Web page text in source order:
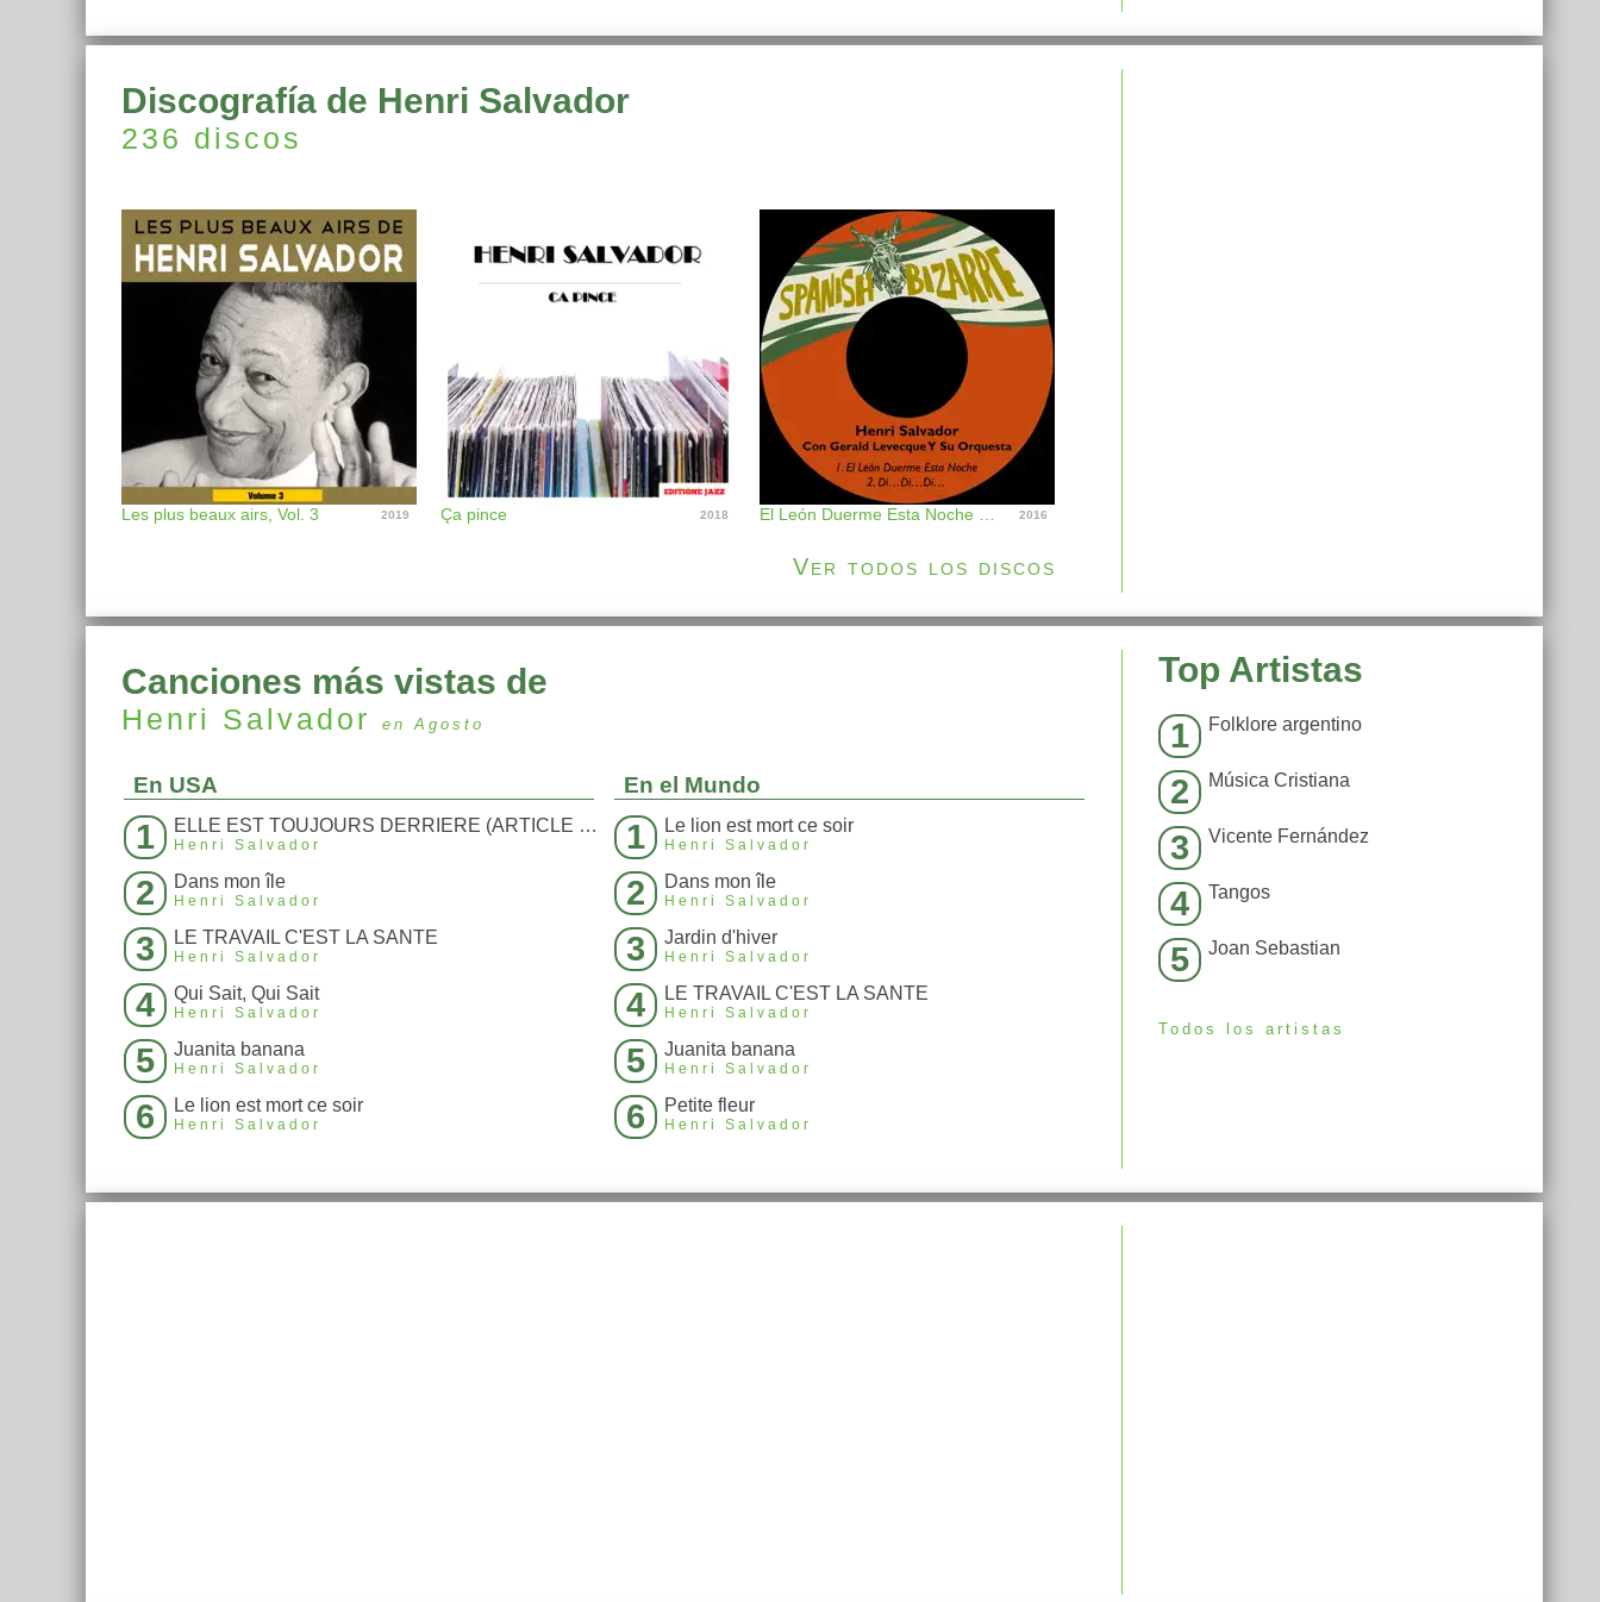
Discografía de Henri Salvador
236 discos
Les plus beaux airs, Vol. 3 2019 Ça pince 2018 2016
Ver todos los discos
Canciones más vistas de
Henri Salvador en Agosto
En USA
1 ELLE EST TOUJOURS DERRIERE (ARTICLE 214)
Henri Salvador
2 Dans mon île
Henri Salvador
3 LE TRAVAIL C'EST LA SANTE
Henri Salvador
4 Qui Sait, Qui Sait
Henri Salvador
5 Juanita banana
Henri Salvador
6 Le lion est mort ce soir
Henri Salvador
En el Mundo
1 Le lion est mort ce soir
Henri Salvador
2 Dans mon île
Henri Salvador
3 Jardin d'hiver
Henri Salvador
4 LE TRAVAIL C'EST LA SANTE
Henri Salvador
5 Juanita banana
Henri Salvador
6 Petite fleur
Henri Salvador
Top Artistas
1 Folklore argentino
2 Música Cristiana
3 Vicente Fernández
4 Tangos
5 Joan Sebastian
Todos los artistas